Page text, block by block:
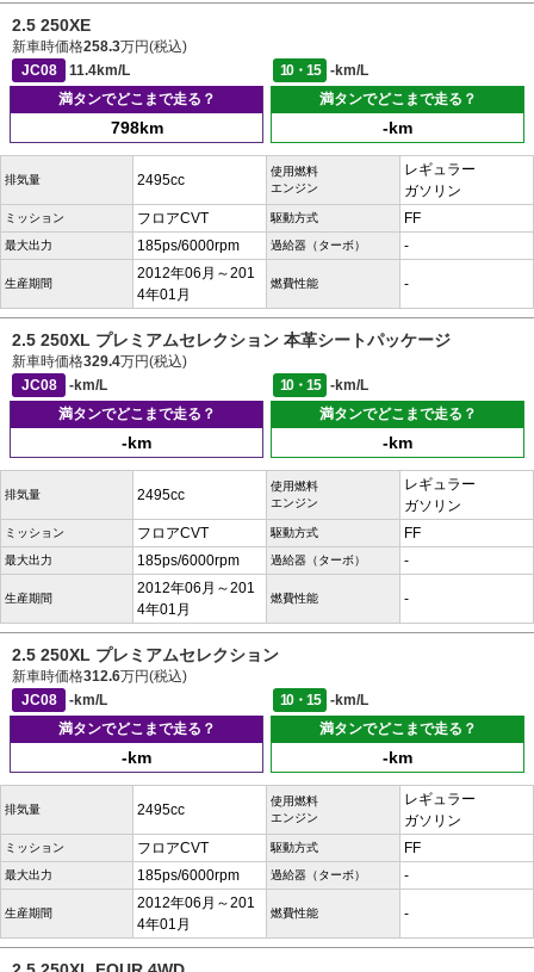
2.5 250XE
新車時価格258.3万円(税込)
JC08
11.4km/L 10・15
-km/L
満タンでどこまで走る？
798km
満タンでどこまで走る？
-km
排気量 2495cc
使用燃料
エンジン
レギュラー
ガソリン
ミッション フロアCVT 駆動方式 FF
最大出力 185ps/6000rpm 過給器（ターボ） -
生産期間
2012年06月～201
4年01月
燃費性能 -
2.5 250XL プレミアムセレクション 本革シートパッケージ
新車時価格329.4万円(税込)
JC08
-km/L 10・15
-km/L
満タンでどこまで走る？
-km
満タンでどこまで走る？
-km
排気量 2495cc
使用燃料
エンジン
レギュラー
ガソリン
ミッション フロアCVT 駆動方式 FF
最大出力 185ps/6000rpm 過給器（ターボ） -
生産期間
2012年06月～201
4年01月
燃費性能 -
2.5 250XL プレミアムセレクション
新車時価格312.6万円(税込)
JC08
-km/L 10・15
-km/L
満タンでどこまで走る？
-km
満タンでどこまで走る？
-km
排気量 2495cc
使用燃料
エンジン
レギュラー
ガソリン
ミッション フロアCVT 駆動方式 FF
最大出力 185ps/6000rpm 過給器（ターボ） -
生産期間
2012年06月～201
4年01月
燃費性能 -